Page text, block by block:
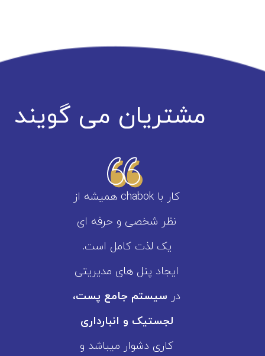
مشتریان می گویند
کار با chabok همیشه از
نظر شخصی و حرفه ای
یک لذت کامل است.
ایجاد پنل های مدیریتی
در سیستم جامع پست،
لجستیک و انبارداری
کاری دشوار میباشد و